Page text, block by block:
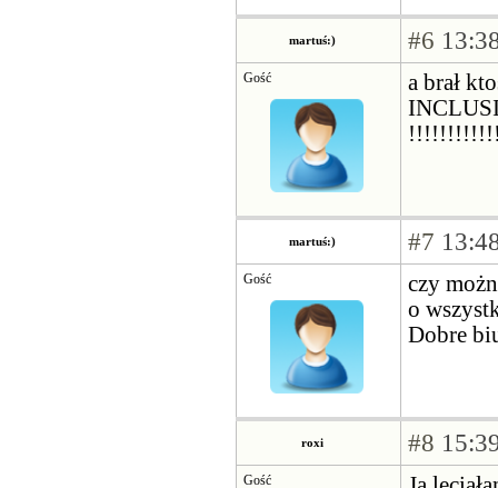
martuś:) #6
Gość
a brał
martuś:) #7
Gość
czy
o
Dobre
roxi #8
Gość